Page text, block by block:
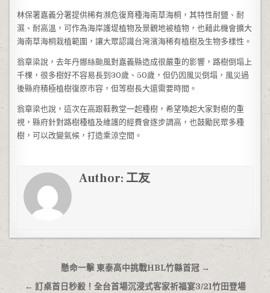
林保署嘉義分署提供稀有瀕危復育種海南草海桐，其特性耐鹽、耐
濕、耐高溫，可作為海岸護堤植物及景觀地被植物，也藉此機會擴大
海南草海桐栽植範圍，讓大眾認識台灣濱海稀有植樹及生物多樣性。
翁章梁說，去年丹娜絲颱風對嘉義縣造成很嚴重的影響，路樹倒塌上
千棵，很多樹好不容易長到30歲、50歲，但仍因風災倒塌，風災過
後縣府積極植樹復原市容，但等樹長大還需要時間。
翁章梁也說，這次在高跟鞋教堂一起種樹，希望喚起大家對樹的重
視，縣府針對路樹種植及維護的經費會逐步調高，也鼓勵民眾多種
樹，可以改變氣候，打造乘涼空間。
Author: 工友
文章導覽懸命一擊 東泰高中挑戰HBL竹縣首冠 →
← 訂桌首日秒殺！全台首場沉浸式客家祈福宴3/21竹田登場